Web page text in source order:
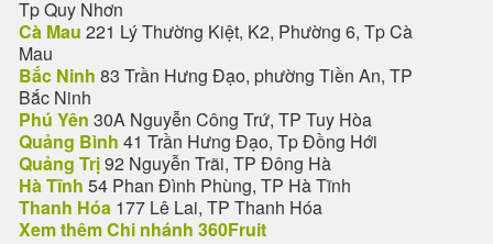
Tp Quy Nhơn
Cà Mau 221 Lý Thường Kiệt, K2, Phường 6, Tp Cà
Mau
Bắc Ninh 83 Trần Hưng Đạo, phường Tiền An, TP
Bắc Ninh
Phú Yên 30A Nguyễn Công Trứ, TP Tuy Hòa
Quảng Bình 41 Trần Hưng Đạo, Tp Đồng Hới
Quảng Trị92 Nguyễn Trãi, TP Đông Hà
Hà Tĩnh 54 Phan Đình Phùng, TP Hà Tĩnh
Thanh Hóa 177 Lê Lai, TP Thanh Hóa
Xem thêm Chi nhánh 360Fruit